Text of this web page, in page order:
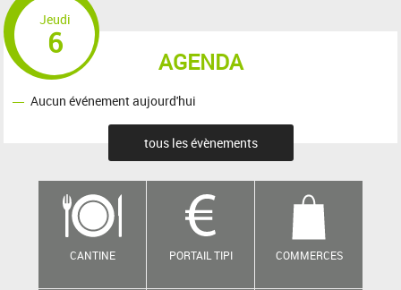
AGENDA
Jeudi
6
Aucun événement aujourd'hui
tous les évènements
CANTINE PORTAIL TIPI COMMERCES